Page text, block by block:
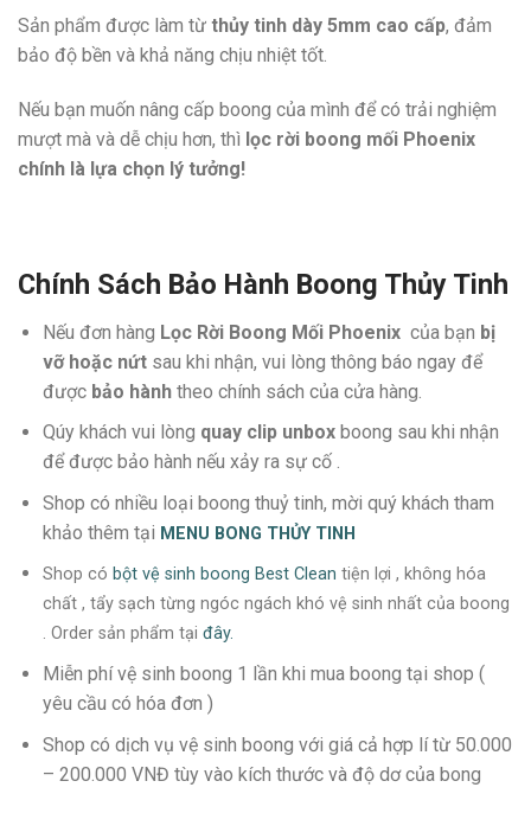
Sản phẩm được làm từ thủy tinh dày 5mm cao cấp, đảm
bảo độ bền và khả năng chịu nhiệt tốt.
Nếu bạn muốn nâng cấp boong của mình để có trải nghiệm
mượt mà và dễ chịu hơn, thì lọc rời boong mối Phoenix
chính là lựa chọn lý tưởng!
Chính Sách Bảo Hành Boong Thủy Tinh
Nếu đơn hàng Lọc Rời Boong Mối Phoenixcủa bạn bị
vỡ hoặc nứtsau khi nhận, vui lòng thông báo ngay để
được bảo hànhtheo chính sách của cửa hàng.
Qúy khách vui lòng quay clip unboxboong sau khi nhận
để được bảo hành nếu xảy ra sự cố .
Shop có nhiều loại boong thuỷ tinh, mời quý khách tham
khảo thêm tại MENU BONG THỦY TINH
Shop có bột vệ sinh boong Best Clean tiện lợi , không hóa
chất , tẩy sạch từng ngóc ngách khó vệ sinh nhất của boong
. Order sản phẩm tại đây.
Miễn phí vệ sinh boong 1 lần khi mua boong tại shop (
yêu cầu có hóa đơn )
Shop có dịch vụ vệ sinh boong với giá cả hợp lí từ 50.000
– 200.000 VNĐ tùy vào kích thước và độ dơ của bong